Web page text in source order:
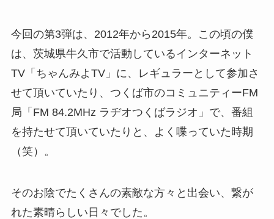
今回の第3弾は、2012年から2015年。この頃の僕
は、茨城県牛久市で活動しているインターネット
TV「ちゃんみよTV」に、レギュラーとして参加さ
せて頂いていたり、つくば市のコミュニティーFM
局「FM 84.2MHz ラヂオつくばラジオ」で、番組
を持たせて頂いていたりと、よく喋っていた時期
（笑）。
そのお陰でたくさんの素敵な方々と出会い、繋が
れた素晴らしい日々でした。